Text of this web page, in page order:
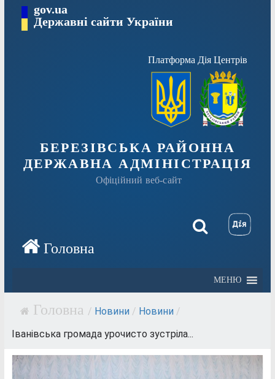
Перейтиgov.ua
Державні сайти України
Платформа Дія Центрів
БЕРЕЗІВСЬКА РАЙОННА
ДЕРЖАВНА АДМІНІСТРАЦІЯ
Офіційний веб-сайт
МЕНЮ
/ Новини / Новини /
Іванівська громада урочисто зустріла...